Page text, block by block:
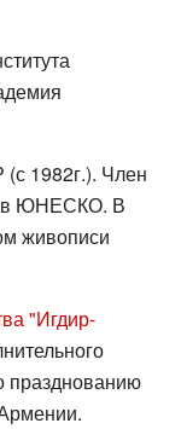
1982г.). Член
ЮНЕСКО. В
живописи
"Игдир-
празднованию